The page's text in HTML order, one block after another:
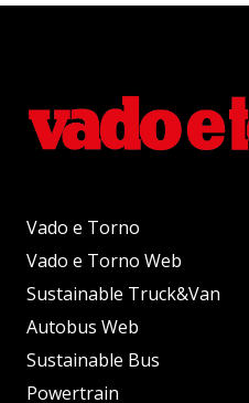
Vado e Torno
Vado e Torno Web
Sustainable Truck&Van
Autobus Web
Sustainable Bus
Powertrain